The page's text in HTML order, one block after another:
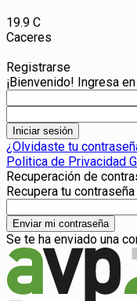
19.9 C
Caceres
Registrarse
¡Bienvenido! Ingresa
¿Olvidaste tu
Politica de Privacidad
Recuperación de
Recupera tu contraseña
Se te ha enviado una